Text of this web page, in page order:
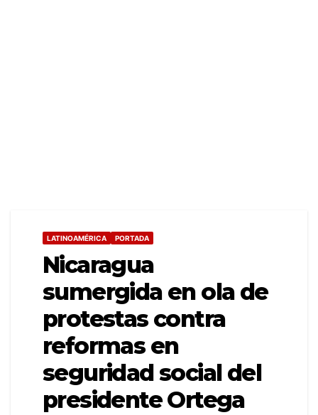
LATINOAMÉRICA PORTADA
Nicaragua
sumergida en ola de
protestas contra
reformas en
seguridad social del
presidente Ortega